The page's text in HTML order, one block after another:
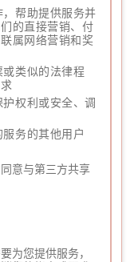
帮助提供服务并
的直接营销、付
属网络营销和奖
类似的法律程
权利或安全、调
务的其他用户
意与第三方共享
为您提供服务，